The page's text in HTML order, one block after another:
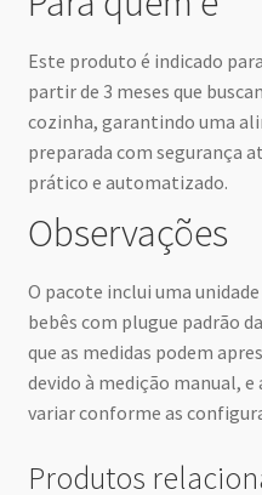
Este produto é indicado
partir de 3 meses que
cozinha, garantindo uma
preparada com segurança
prático e automatizado.
Observações
O pacote inclui uma
bebês com plugue padrão
que as medidas podem
devido à medição manual, e
variar conforme as
Produtos